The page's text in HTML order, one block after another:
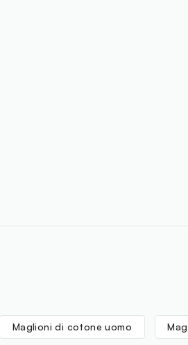
Maglioni di cotone uomo